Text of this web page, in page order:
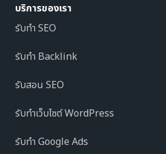
บริการของเรา
รับทำ SEO
รับทำ Backlink
รับสอน SEO
รับทำเว็บไซต์ WordPress
รับทำ Google Ads